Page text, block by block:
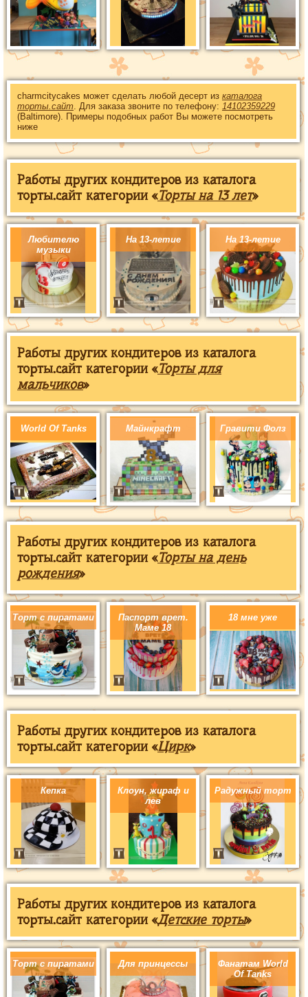
charmcitycakes может сделать любой десерт из каталога
торты.сайт. Для заказа звоните по телефону: 14102359229
(Baltimore). Примеры подобных работ Вы можете посмотреть
ниже
Работы других кондитеров из каталога
торты.сайт категории «Торты на 13 лет»
Любителю
музыки
На 13-летие На 13-летие
Работы других кондитеров из каталога
торты.сайт категории «Торты для
мальчиков»
World Of Tanks Майнкрафт Гравити Фолз
Работы других кондитеров из каталога
торты.сайт категории «Торты на день
рождения»
Торт с пиратами
Паспорт врет.
Маме 18
18 мне уже
Работы других кондитеров из каталога
торты.сайт категории «Цирк»
Кепка
Клоун, жираф и
лев
Радужный торт
Работы других кондитеров из каталога
торты.сайт категории «Детские торты»
Торт с пиратами Для принцессы
Фанатам World
Of Tanks